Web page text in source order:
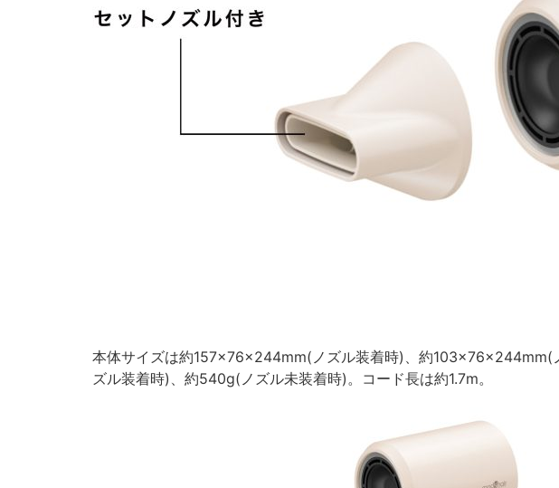
本体サイズは約157×76×244mm(ノズル装着時)、約103×76×244mm(
ズル装着時)、約540g(ノズル未装着時)。コード長は約1.7m。